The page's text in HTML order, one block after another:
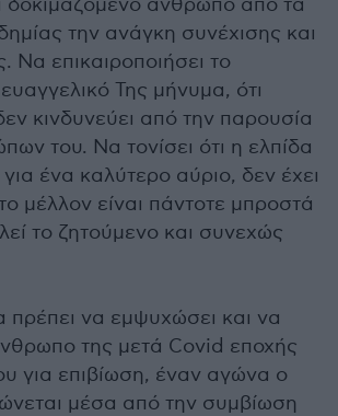
άνθρωπο από τα
την ανάγκη συνέχισης και
Να επικαιροποιήσει το
Της μήνυμα, ότι
κινδυνεύει από την παρουσία
του. Να τονίσει ότι η ελπίδα
ένα καλύτερο αύριο, δεν έχει
μέλλον είναι πάντοτε μπροστά
το ζητούμενο και συνεχώς
πρέπει να εμψυχώσει και να
της μετά Covid εποχής
για επιβίωση, έναν αγώνα ο
μέσα από την συμβίωση